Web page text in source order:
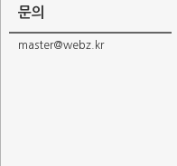
문의
master@webz.kr